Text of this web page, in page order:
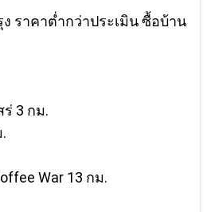
ราคาต่ำกว่าประเมิน ซื้อบ้าน
3 กม.
War 13 กม.